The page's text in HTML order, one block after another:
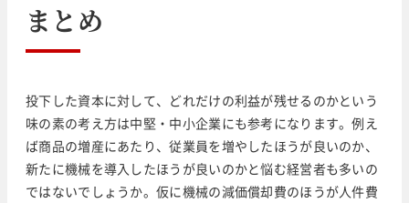
まとめ
投下した資本に対して、どれだけの利益が残せるのかという
味の素の考え方は中堅・中小企業にも参考になります。例え
ば商品の増産にあたり、従業員を増やしたほうが良いのか、
新たに機械を導入したほうが良いのかと悩む経営者も多いの
ではないでしょうか。仮に機械の減価償却費のほうが人件費